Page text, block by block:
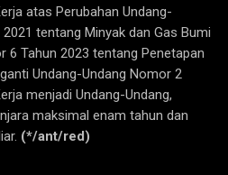
atas Perubahan Undang-
tentang Minyak dan Gas Bumi
6 Tahun 2023 tentang Penetapan
Undang-Undang Nomor 2
menjadi Undang-Undang,
maksimal enam tahun dan
(*/ant/red)